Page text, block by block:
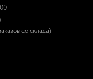
со склада)